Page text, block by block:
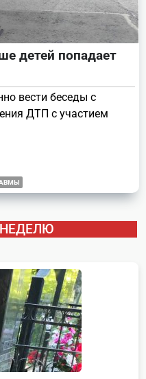
детей попадает
вести беседы с
ДТП с участием